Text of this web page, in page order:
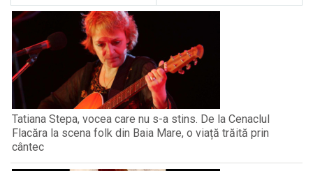
Tatiana Stepa, vocea care nu s-a stins. De la Cenaclul
Flacăra la scena folk din Baia Mare, o viață trăită prin
cântec